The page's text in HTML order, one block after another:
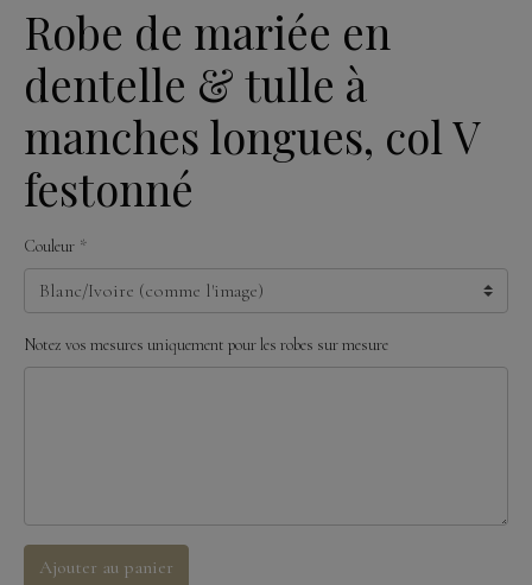
Robe de mariée en
dentelle & tulle à
manches longues, col V
festonné
Couleur
Notez vos mesures uniquement pour les robes sur mesure
Ajouter au panier